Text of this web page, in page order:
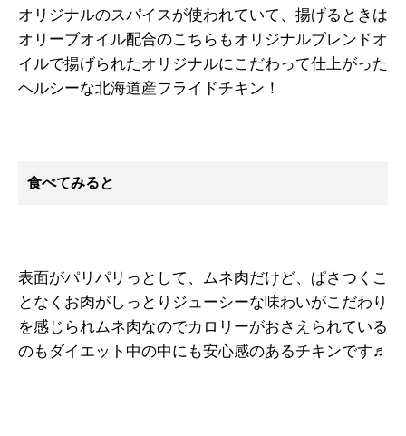
オリジナルのスパイスが使われていて、揚げるときは
オリーブオイル配合のこちらもオリジナルブレンドオ
イルで揚げられたオリジナルにこだわって仕上がった
ヘルシーな北海道産フライドチキン！
食べてみると
表面がパリパリっとして、ムネ肉だけど、ぱさつくこ
となくお肉がしっとりジューシーな味わいがこだわり
を感じられムネ肉なのでカロリーがおさえられている
のもダイエット中の中にも安心感のあるチキンです♬